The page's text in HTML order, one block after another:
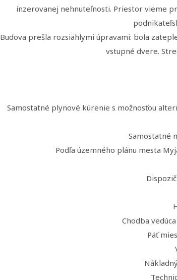
inzerovanej nehnuteľnosti. Priestor vieme
Budova prešla rozsiahlymi úpravami: bola
vstupné dvere.
Samostatné plynové kúrenie s možnosťou
Samostatné
Podľa územného plánu mesta
Chodba
Päť